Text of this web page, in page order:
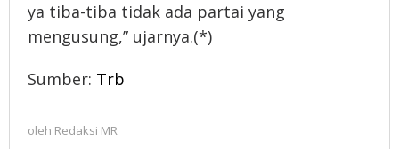
ya tiba-tiba tidak ada partai yang
mengusung,” ujarnya.(*)
Sumber: Trb
oleh Redaksi MR